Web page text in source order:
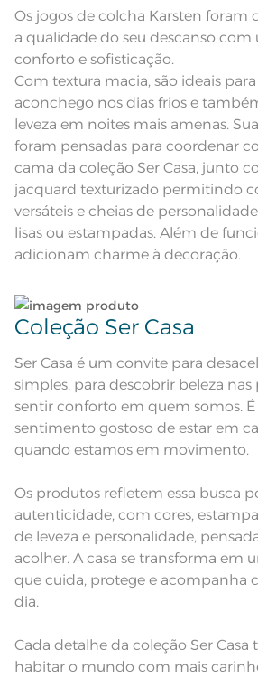
zigue-
Composição 100%
Tamanho Casal
Cor Branco
Itens Inclusos 1 Colcha
Medida 2,20m x
Acabamento Tinto
Instruções de Lavagem
Observações
Pode
cor, de
e modelo
aparelho
nas
ciclo;
Lave as peças no ciclo leve,
sua lavadora;
Enxágue as peças com bastante
Utilize a quantidade mínima de
Leia atentamente as instruções
Os jogos de colcha Karsten foram
a qualidade do seu descanso
conforto e sofisticação.
Com textura macia, são ideais
aconchego nos dias frios e
leveza em noites mais amenas.
foram pensadas para coordenar
cama da coleção Ser Casa, junto
jacquard texturizado permitindo
versáteis e cheias de
lisas ou estampadas. Além de
adicionam charme à decoração.
Coleção Ser Casa
Ser Casa é um convite para
simples, para descobrir beleza nas
sentir conforto em quem somos.
sentimento gostoso de estar em
quando estamos em movimento.
Os produtos refletem essa busca
autenticidade, com cores,
de leveza e personalidade,
acolher. A casa se transforma em
que cuida, protege e acompanha
dia.
Cada detalhe da coleção Ser
habitar o mundo com mais